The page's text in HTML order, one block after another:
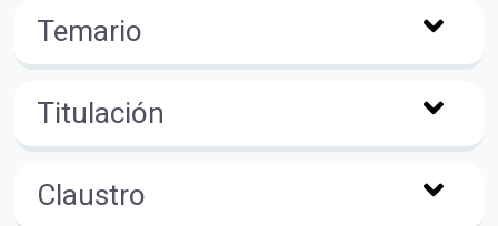
Temario
Titulación
Claustro